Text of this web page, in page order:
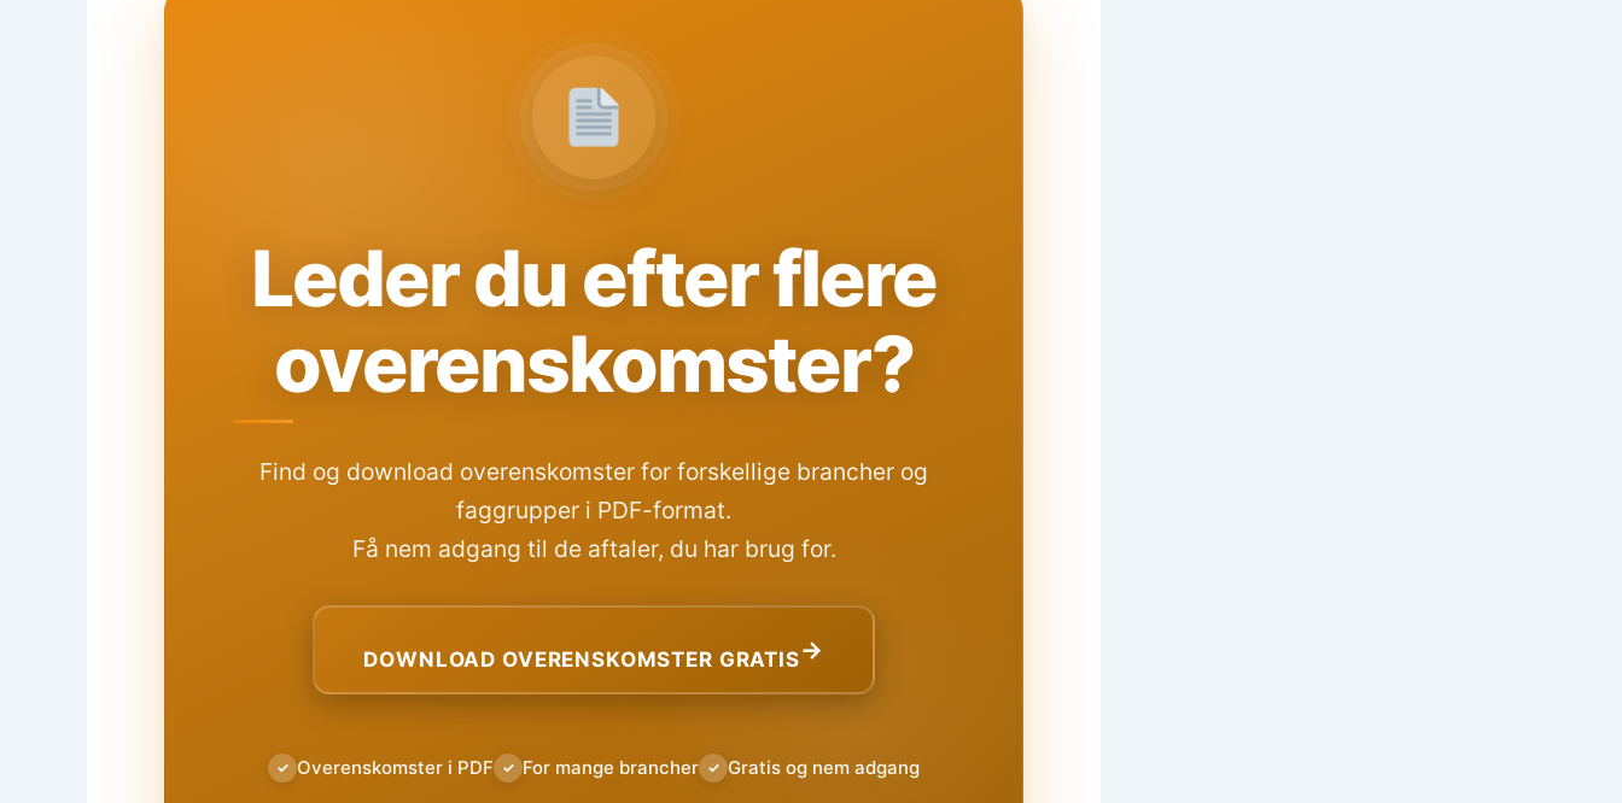
Leder du efter flere
overenskomster?
Find og download overenskomster for forskellige brancher og
faggrupper i PDF-format.
Få nem adgang til de aftaler, du har brug for.
DOWNLOAD OVERENSKOMSTER GRATIS→
✓ Overenskomster i PDF ✓ For mange brancher ✓ Gratis og nem adgang